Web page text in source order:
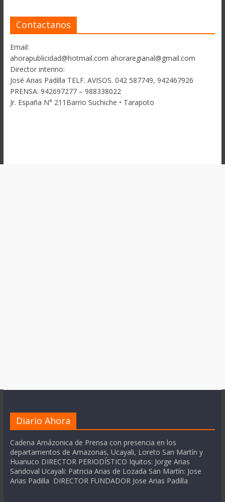
Contactanos
Email:
ahorapublicidad@hotmail.com ahoraregianal@gmail.com
Director interino:
José Arias Padilla TELF. AVISOS. 042 587749, 942467926
PRENSA: 942697277 – 988338022
Jr. España N° 211Barrio Suchiche • Tarapoto
Diario Ahora
Cadena Amázonica de Prensa con presencia en los
departamentos de Amazonas, Ucayali, Loreto San Martín y
Huanuco DIRECTOR PERIODÍSTICO Iquitos: Jorge Arias
Sandoval Ucayali: Patricia Arias de Lozada San Martín: Jose
Arias Padilla DIRECTOR FUNDADOR Jose Arias Padilla